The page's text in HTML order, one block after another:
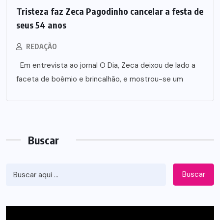
Tristeza faz Zeca Pagodinho cancelar a festa de
seus 54 anos
REDAÇÃO
Em entrevista ao jornal O Dia, Zeca deixou de lado a
faceta de boêmio e brincalhão, e mostrou-se um
Buscar
Buscar